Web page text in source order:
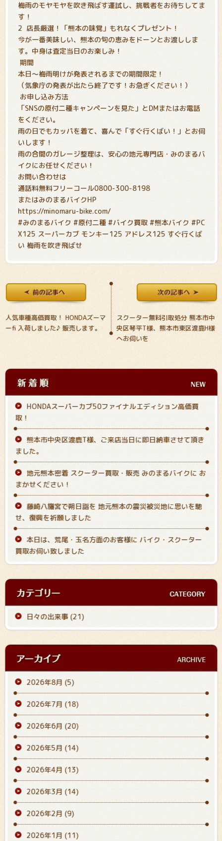
梅雨のモヤモヤを吹き飛ばす運試し、挑戦者をお待ちしてま
す！
2 店長厳選！「熊本の味覚」もれなくプレゼント！
今が一番美味しい、熊本の旬の恵みをドーンとお渡ししま
す。中身は査定当日のお楽しみ！
期間
本日〜梅雨明けが発表されるまでの期間限定！
（気象庁の発表が出たら終了です！お急ぎください！）
お申し込み方法
「SNSの原付二種キャンペーンを見た」とDMまたはお電話
をください。
雨の日でもカッパを着て、喜んで「すぐ行くばい！」とお伺
いします！
雨の合間のガレージ整理は、安心の地元専門店・みのまるバ
イクにお任せください！
お問い合わせは
通話料無料フリーコール0800-300-8198
またはみのまるバイクHP
https://minomaru-bike.com/
#みのまるバイク #原付二種 #バイク買取 #熊本バイク #PC
X125 スーパーカブ モンキー125 アドレス125 すぐ行くば
い 梅雨を吹き飛ばせ
人気車種高価買取！ HONDAズーマ
ーfi 入荷しました♪ 販売します。
スクーター無料引取処分 熊本市中
央区琴平T様、熊本市東区渡鹿H様
へお伺いを
HONDAスーパーカブ50ファイナルエディション高価買
取！
熊本市中央区渡鹿T様、ご来店当日に即日納車させて頂き
ました。
地元熊本密着 スクーター買取・販売 みのまるバイクに お
まかせください！
藤崎八旛宮で朔日詣を 地元熊本の震災被災地に思いを馳
せ、復興を祈願しました
本日は、荒尾・玉名方面のお客様に バイク・スクーター
買取お伺い致しました
日々の出来事 (21)
2026年8月 (5)
2026年7月 (18)
2026年6月 (20)
2026年5月 (14)
2026年4月 (13)
2026年3月 (14)
2026年2月 (9)
2026年1月 (11)